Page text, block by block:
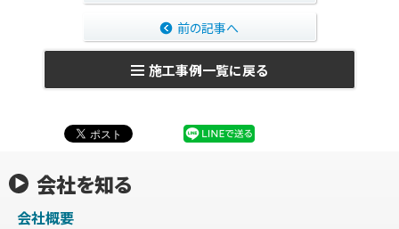
前の記事へ
施工事例一覧に戻る
会社を知る
会社概要